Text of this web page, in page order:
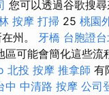
您可以透過谷歌搜
按摩 打掃 25 桃園
州。 牙橋 台胞證
區可能會簡化這些流
北投 按摩 推拿師 有
中 中清路 按摩 公司